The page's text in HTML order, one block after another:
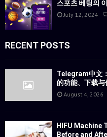
스포츠 베팅의
July 12, 2024
RECENT POSTS
Telegram中文
的功能、下载与
August 4, 2026
HIFU
Before and